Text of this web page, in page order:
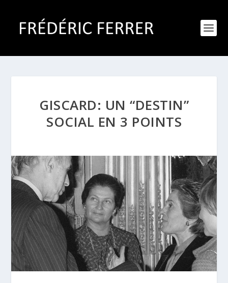
GISCARD: UN “DESTIN”
SOCIAL EN 3 POINTS